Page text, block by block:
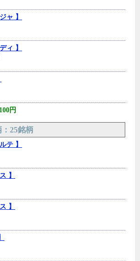
ャ 】
ィ 】
円
：25銘柄
テ 】
】
】